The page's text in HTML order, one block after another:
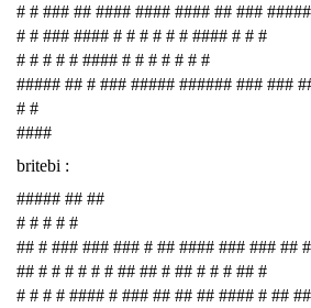
# # ### ## #### #### #### ## ### #####
# # ### #### # # # # # # #### # # #
# # # # # #### # # # # # # #
##### ## # ### ##### ###### ### ###
# #
####
britebi :
##### ## ##
# # # # #
## # ### ### ### # ## #### ### ### ##
## # # # # # # ## ## # ## # # # ## #
# # # # #### # ### ## ## ## #### # ## ##